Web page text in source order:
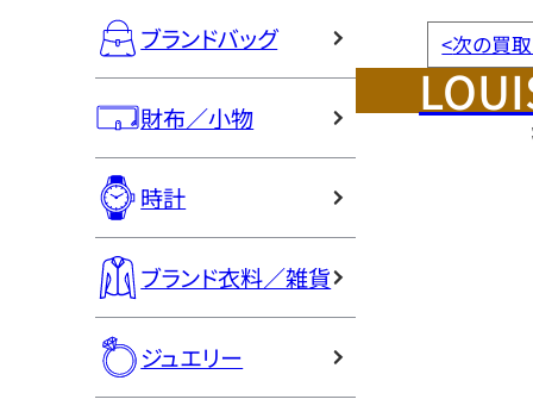
ブランドバッグ
財布／小物
時計
ブランド衣料／雑貨
ジュエリー
<次の買